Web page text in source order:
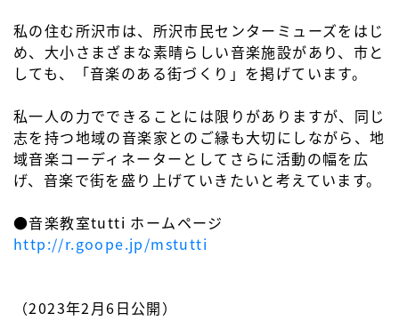
私の住む所沢市は、所沢市民センターミューズをはじ
め、大小さまざまな素晴らしい音楽施設があり、市と
しても、「音楽のある街づくり」を掲げています。
私一人の力でできることには限りがありますが、同じ
志を持つ地域の音楽家とのご縁も大切にしながら、地
域音楽コーディネーターとしてさらに活動の幅を広
げ、音楽で街を盛り上げていきたいと考えています。
●音楽教室tutti ホームページ
http://r.goope.jp/mstutti
（2023年2月6日公開）